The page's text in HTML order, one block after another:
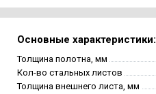
Основные характеристики:
Толщина полотна, мм
Кол-во стальных листов
Толщина внешнего листа, мм